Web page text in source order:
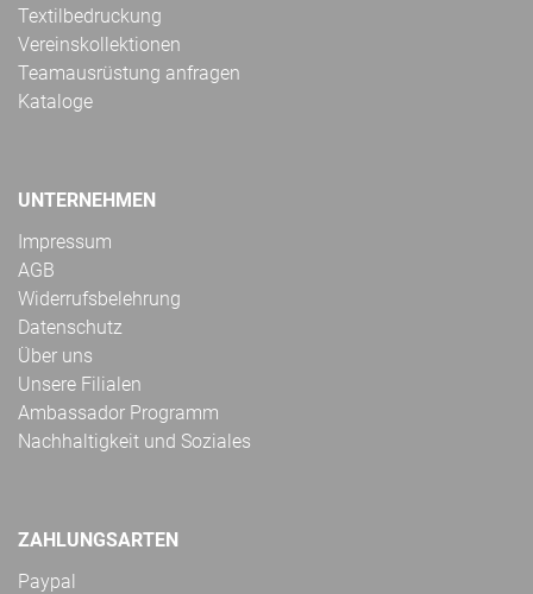
Textilbedruckung
Vereinskollektionen
Teamausrüstung anfragen
Kataloge
UNTERNEHMEN
Impressum
AGB
Widerrufsbelehrung
Datenschutz
Über uns
Unsere Filialen
Ambassador Programm
Nachhaltigkeit und Soziales
ZAHLUNGSARTEN
Paypal